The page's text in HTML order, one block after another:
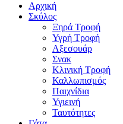
Αρχική
Σκύλος
Ξηρά Τροφή
Υγρή Τροφή
Αξεσουάρ
Σνακ
Κλινική Τροφή
Καλλωπισμός
Παιχνίδια
Υγιεινή
Ταυτότητες